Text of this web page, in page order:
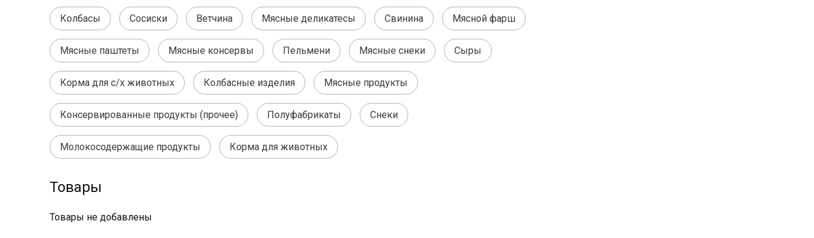
Колбасы Сосиски Ветчина Мясные деликатесы Свинина Мясной фарш
Мясные паштеты Мясные консервы Пельмени Мясные снеки Сыры
Корма для с/х животных Колбасные изделия Мясные продукты
Консервированные продукты (прочее) Полуфабрикаты Снеки
Молокосодержащие продукты Корма для животных
Товары
Товары не добавлены